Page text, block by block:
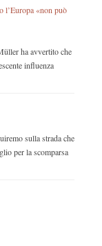
l’Europa «non può
ha avvertito che
influenza
sulla strada che
per la scomparsa